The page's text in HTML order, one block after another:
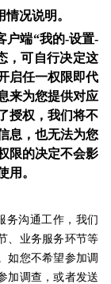
况说明。
户端“我的-设置-
，可自行决定这
启任一权限即代
来为您提供对应
授权，我们将不
息，也无法为您
限的决定不会影
用。
务沟通工作，我们
、业务服务环节等
如您不希望参加调
加调查，或者发送